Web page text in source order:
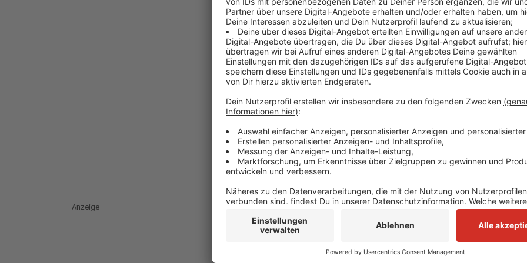
29.11.2020 Weihnachtspost in Wülfrath
Anzeige